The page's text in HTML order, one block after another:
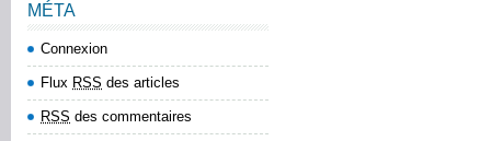
MÉTA
Connexion
Flux RSS des articles
RSS des commentaires